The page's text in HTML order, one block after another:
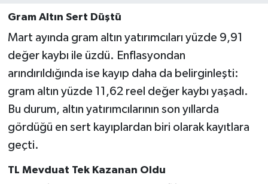
Gram Altın Sert Düştü
Mart ayında gram altın yatırımcıları yüzde 9,91
değer kaybı ile üzdü. Enflasyondan
arındırıldığında ise kayıp daha da belirginleşti:
gram altın yüzde 11,62 reel değer kaybı yaşadı.
Bu durum, altın yatırımcılarının son yıllarda
gördüğü en sert kayıplardan biri olarak kayıtlara
geçti.
TL Mevduat Tek Kazanan Oldu
YAŞAM